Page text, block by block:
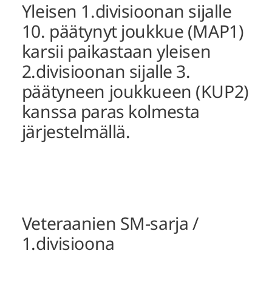
Yleisen 1.divisioonan sijalle
10. päätynyt joukkue (MAP1)
karsii paikastaan yleisen
2.divisioonan sijalle 3.
päätyneen joukkueen (KUP2)
kanssa paras kolmesta
järjestelmällä.
Veteraanien SM-sarja /
1.divisioona